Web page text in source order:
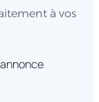
à vos